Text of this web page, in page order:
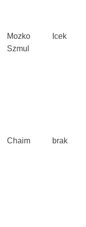
Mozko
Szmul
Icek
Chaim brak